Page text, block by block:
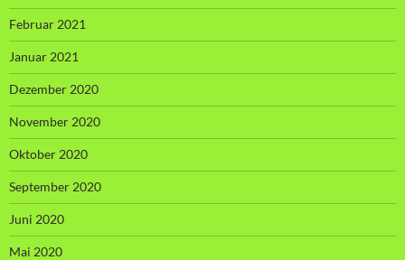
Februar 2021
Januar 2021
Dezember 2020
November 2020
Oktober 2020
September 2020
Juni 2020
Mai 2020